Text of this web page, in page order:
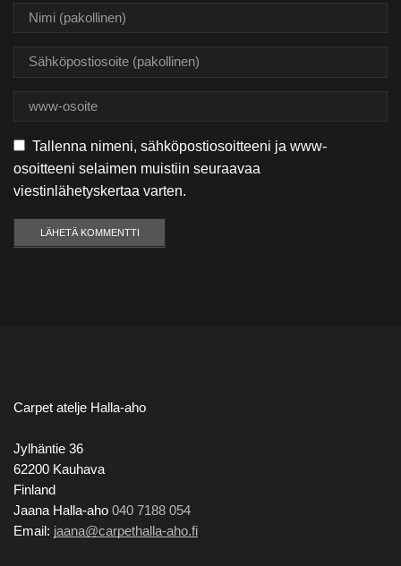
Tallenna nimeni, sähköpostiosoitteeni ja www-
osoitteeni selaimen muistiin seuraavaa
viestinlähetyskertaa varten.
Carpet atelje Halla-aho
Jylhäntie 36
62200 Kauhava
Finland
Jaana Halla-aho 040 7188 054
Email: jaana@carpethalla-aho.fi